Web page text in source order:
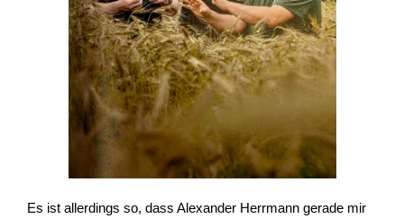
Es ist allerdings so, dass Alexander Herrmann gerade mir